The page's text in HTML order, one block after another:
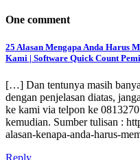
One comment
25 Alasan Mengapa Anda Harus
Kami | Software Quick Count
[…] Dan tentunya masih
dengan penjelasan diatas,
ke kami via telpon ke
kemudian. Sumber tulisan :
alasan-kenapa-anda-harus-
Reply